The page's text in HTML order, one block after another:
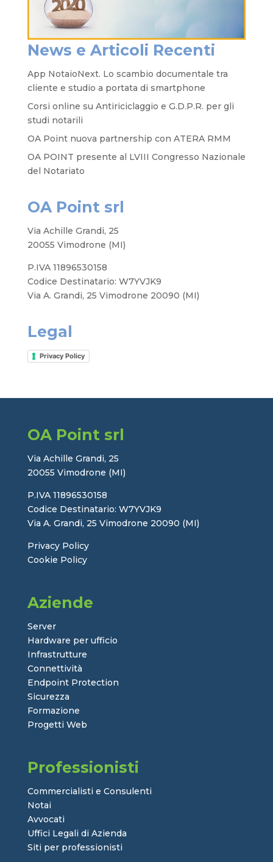
News e Articoli Recenti
App NotaioNext. Lo scambio documentale tra
cliente e studio a portata di smartphone
Corsi online su Antiriciclaggio e G.D.P.R. per gli
studi notarili
OA Point nuova partnership con ATERA RMM
OA POINT presente al LVIII Congresso Nazionale
del Notariato
OA Point srl
Via Achille Grandi, 25
20055 Vimodrone (MI)
P.IVA 11896530158
Codice Destinatario: W7YVJK9
Via A. Grandi, 25 Vimodrone 20090 (MI)
Legal
Privacy Policy
OA Point srl
Via Achille Grandi, 25
20055 Vimodrone (MI)
P.IVA 11896530158
Codice Destinatario: W7YVJK9
Via A. Grandi, 25 Vimodrone 20090 (MI)
Privacy Policy
Cookie Policy
Aziende
Server
Hardware per ufficio
Infrastrutture
Connettività
Endpoint Protection
Sicurezza
Formazione
Progetti Web
Professionisti
Commercialisti e Consulenti
Notai
Avvocati
Uffici Legali di Azienda
Siti per professionisti